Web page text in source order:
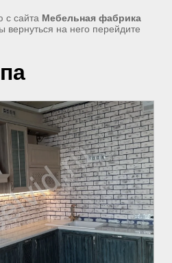
с сайта Мебельная фабрика
вернуться на него перейдите